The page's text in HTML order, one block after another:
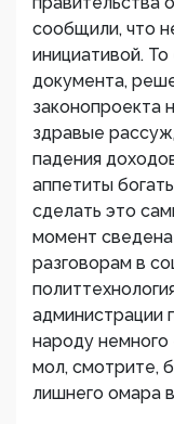
сообщили, что
инициативой. То
документа,
законопроекта
здравые
падения
аппетиты
сделать это
момент
разговорам в
администрации
народу немного
мол, смотрите,
лишнего омара